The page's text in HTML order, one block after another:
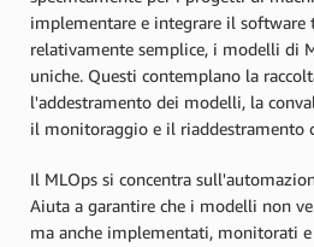
implementare e integrare il software
relativamente semplice, i modelli di
uniche. Questi contemplano la
l'addestramento dei modelli, la
il monitoraggio e il riaddestramento
Il MLOps si concentra
Aiuta a garantire che i modelli non
ma anche implementati, monitorati